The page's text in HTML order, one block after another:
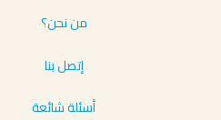
من نحن؟
إتصل بنا
أسئلة شائعة